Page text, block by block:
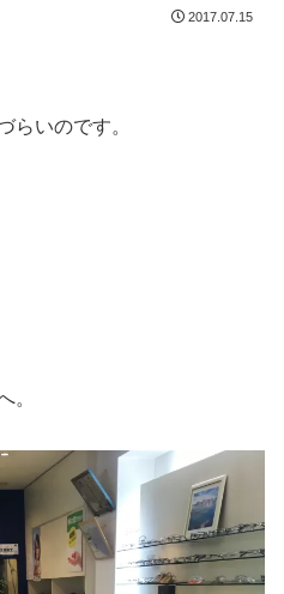
2017.07.15
らいのです。
。